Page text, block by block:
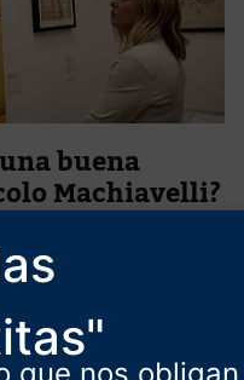
que nos obligan
buena
Machiavelli?
a lo que toda la derecha